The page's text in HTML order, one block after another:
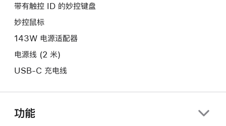
带有触控 ID 的妙控键盘
妙控鼠标
143W 电源适配器
电源线 (2 米)
USB-C 充电线
功能